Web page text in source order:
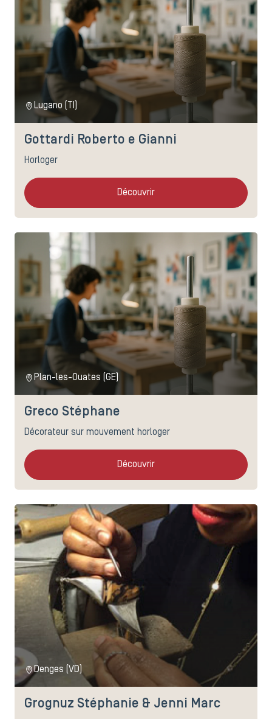
Lugano (TI)
Gottardi Roberto e Gianni
Horloger
Découvrir
Plan-les-Ouates (GE)
Greco Stéphane
Décorateur sur mouvement horloger
Découvrir
Denges (VD)
Grognuz Stéphanie & Jenni Marc